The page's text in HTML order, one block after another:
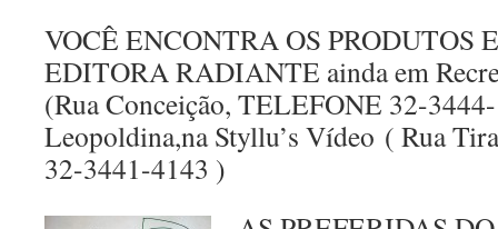
VOCÊ ENCONTRA OS PRODUTOS
EDITORA RADIANTE ainda em
(Rua Conceição, TELEFONE 32-
Leopoldina,na Styllu’s Vídeo ( Rua
32-3441-4143 )